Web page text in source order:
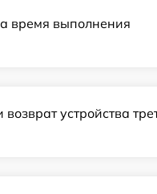
время выполнения
устройства